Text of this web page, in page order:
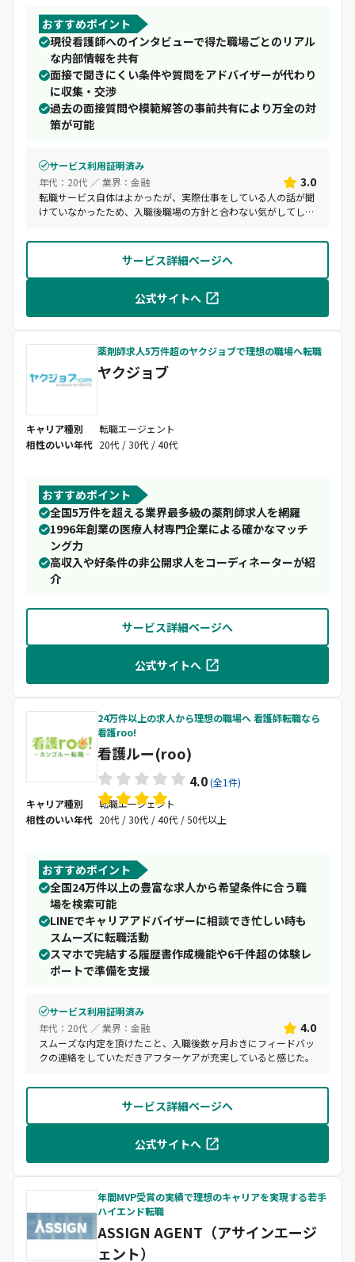
おすすめポイント
現役看護師へのインタビューで得た職場ごとのリアル
な内部情報を共有
面接で聞きにくい条件や質問をアドバイザーが代わり
に収集・交渉
過去の面接質問や模範解答の事前共有により万全の対
策が可能
サービス利用証明済み
年代：20代 ／ 業界：金融
3.0
転職サービス自体はよかったが、実際仕事をしている人の話が聞
けていなかったため、入職後職場の方針と合わない気がしてしま
サービス詳細ページへ
公式サイトへ
薬剤師求人5万件超のヤクジョブで理想の職場へ転職
ヤクジョブ
キャリア種別
転職エージェント
相性のいい年代 20代 / 30代 / 40代
おすすめポイント
全国5万件を超える業界最多級の薬剤師求人を網羅
1996年創業の医療人材専門企業による確かなマッチ
ング力
高収入や好条件の非公開求人をコーディネーターが紹
介
サービス詳細ページへ
公式サイトへ
24万件以上の求人から理想の職場へ 看護師転職なら
看護roo!
看護ルー(roo)
4.0(全1件)
キャリア種別
転職エージェント
相性のいい年代 20代 / 30代 / 40代 / 50代以上
おすすめポイント
全国24万件以上の豊富な求人から希望条件に合う職
場を検索可能
LINEでキャリアアドバイザーに相談でき忙しい時も
スムーズに転職活動
スマホで完結する履歴書作成機能や6千件超の体験レ
ポートで準備を支援
サービス利用証明済み
年代：20代 ／ 業界：金融
4.0
スムーズな内定を頂けたこと、入職後数ヶ月おきにフィードバッ
クの連絡をしていただきアフターケアが充実していると感じた。
サービス詳細ページへ
公式サイトへ
年間MVP受賞の実績で理想のキャリアを実現する若手
ハイエンド転職
ASSIGN AGENT（アサインエージ
ェント）